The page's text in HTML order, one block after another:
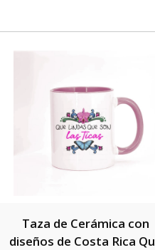
Taza de Cerámica con
diseños de Costa Rica